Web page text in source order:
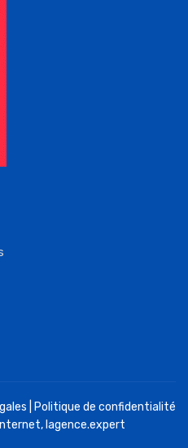
Politique de confidentialité
lagence.expert